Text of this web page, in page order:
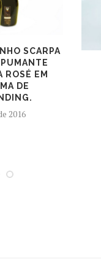
SCARPA
ROSÉ EM
DE
2016